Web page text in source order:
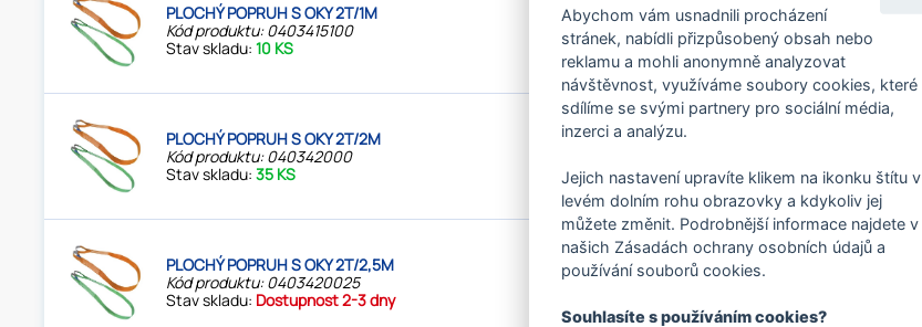
PLOCHÝ POPRUH S OKY 2T/1M
Kód produktu: 0403415100
Stav skladu:10 KS
Nosnost:
Užitná délka L1:
PLOCHÝ POPRUH S OKY 2T/2M
Kód produktu: 040342000
Stav skladu:35 KS 2m
PLOCHÝ POPRUH S OKY 2T/2,5M
Kód produktu: 0403420025
Stav skladu: Dostupnost 2-3 dny
Nosnost:
Abychom vám usnadnili procházení
stránek, nabídli přizpůsobený obsah nebo
reklamu a mohli anonymně analyzovat
návštěvnost, využíváme soubory cookies, které
sdílíme se svými partnery pro sociální média,
inzerci a analýzu.
Jejich nastavení upravíte klikem na ikonku štítu v
levém dolním rohu obrazovky a kdykoliv jej
můžete změnit. Podrobnější informace najdete v
našich Zásadách ochrany osobních údajů a
používání souborů cookies.
Souhlasíte s používáním cookies?